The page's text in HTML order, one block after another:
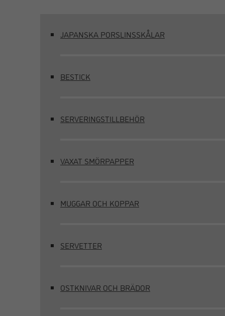
JAPANSKA PORSLINSSKÅLAR
BESTICK
SERVERINGSTILLBEHÖR
VAXAT SMÖRPAPPER
MUGGAR OCH KOPPAR
SERVETTER
OSTKNIVAR OCH BRÄDOR